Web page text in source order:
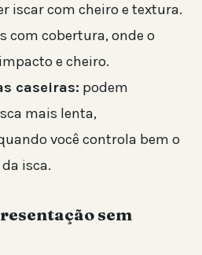
iscar com cheiro e textura.
com cobertura, onde o
e cheiro.
caseiras: podem
mais lenta,
você controla bem o
isca.
sem